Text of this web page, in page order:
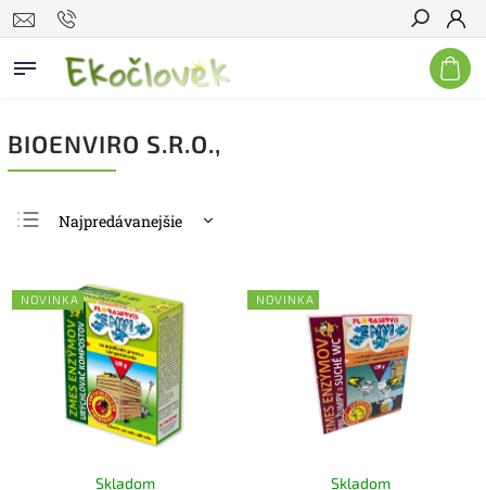
Hľadať
BIOENVIRO S.R.O.,
Najpredávanejšie
Najdrahšie
Abecedne
NOVINKA
Skladom
NOVINKA
Skladom